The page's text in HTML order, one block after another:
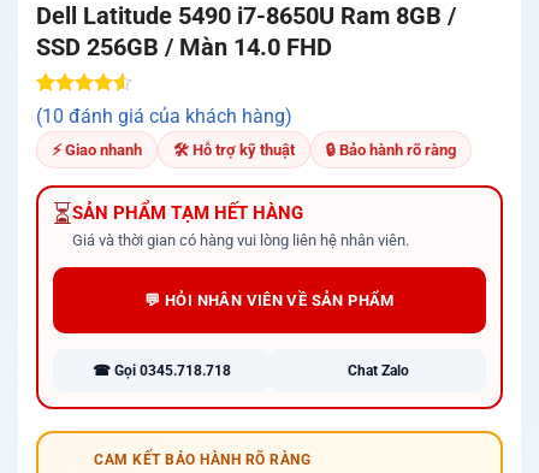
Dell Latitude 5490 i7-8650U Ram 8GB /
SSD 256GB / Màn 14.0 FHD
4.50trên
5 dựa trên
10
đánh giá
(10 đánh giá của khách hàng)
⚡ Giao nhanh 🛠 Hỗ trợ kỹ thuật 🔒 Bảo hành rõ ràng
⏳SẢN PHẨM TẠM HẾT HÀNG
Giá và thời gian có hàng vui lòng liên hệ nhân viên.
💬 HỎI NHÂN VIÊN VỀ SẢN PHẨM
☎ Gọi 0345.718.718 Chat Zalo
CAM KẾT BẢO HÀNH RÕ RÀNG